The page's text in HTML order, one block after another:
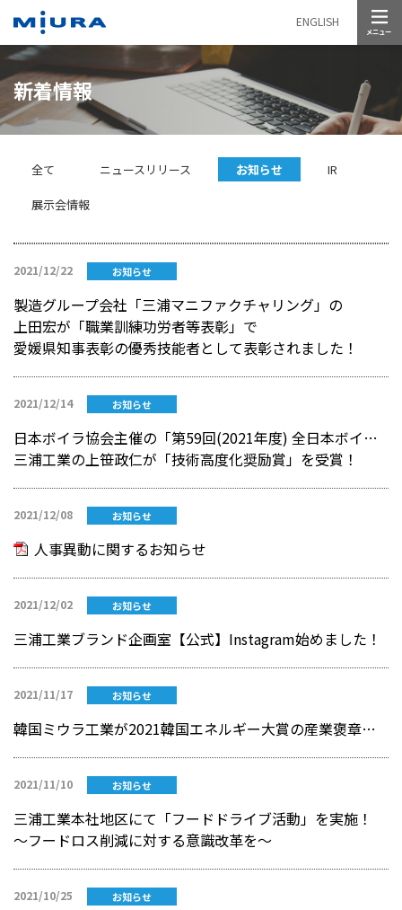
ENGLISH
新着情報
全て ニュースリリース お知らせ IR
展示会情報
2021/12/22 お知らせ
製造グループ会社「三浦マニファクチャリング」の
上田宏が「職業訓練功労者等表彰」で
愛媛県知事表彰の優秀技能者として表彰されました！
2021/12/14 お知らせ
日本ボイラ協会主催の「第59回(2021年度) 全日本ボイラー大会」にて
三浦工業の上笹政仁が「技術高度化奨励賞」を受賞！
2021/12/08 お知らせ
人事異動に関するお知らせ
2021/12/02 お知らせ
三浦工業ブランド企画室【公式】Instagram始めました！
2021/11/17 お知らせ
韓国ミウラ工業が2021韓国エネルギー大賞の産業褒章を受賞
2021/11/10 お知らせ
三浦工業本社地区にて「フードドライブ活動」を実施！
～フードロス削減に対する意識改革を～
2021/10/25 お知らせ